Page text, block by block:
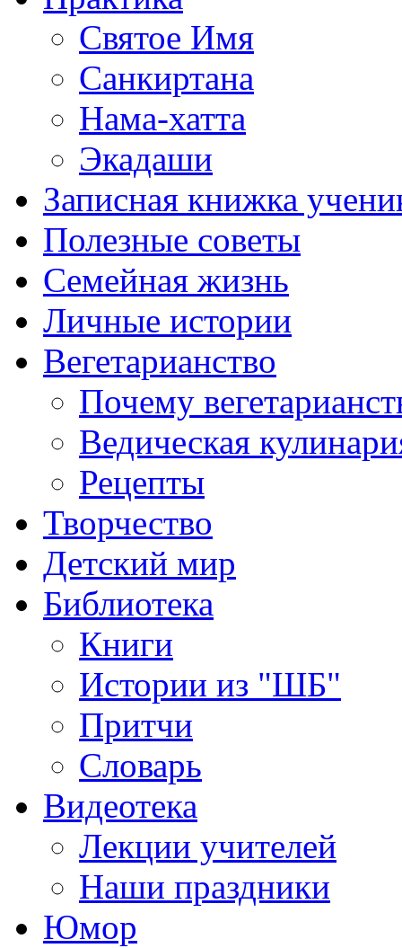
Святое Имя
Санкиртана
Нама-хатта
Экадаши
Записная книжка
Полезные советы
Семейная жизнь
Личные истории
Вегетарианство
Почему
Ведическая
Рецепты
Творчество
Детский мир
Библиотека
Книги
Истории из "ШБ"
Притчи
Словарь
Видеотека
Лекции учителей
Наши праздники
Юмор